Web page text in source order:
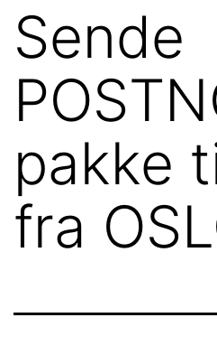
Sende
pakke
fra